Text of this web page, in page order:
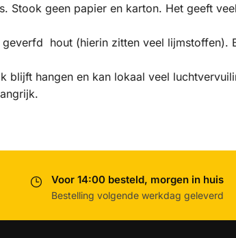
Stook geen papier en karton. Het geeft
hout (hierin zitten veel lijmstoffen).
blijft hangen en kan lokaal veel
Voor 14:00 besteld, morgen in huis
Bestelling volgende werkdag geleverd